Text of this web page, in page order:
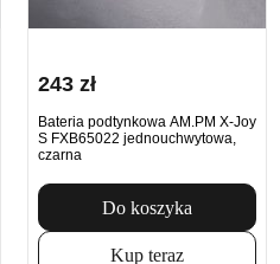
243 zł
Bateria podtynkowa AM.PM X-Joy
S FXB65022 jednouchwytowa,
czarna
Do koszyka
Kup teraz